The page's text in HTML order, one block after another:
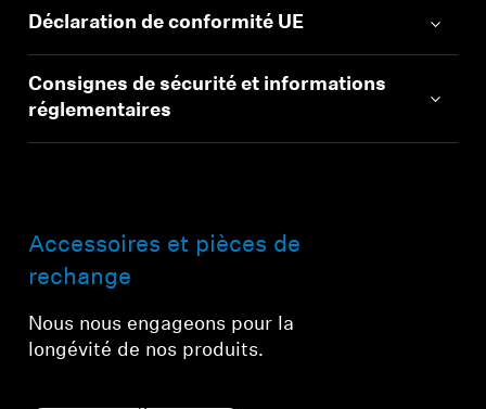
Déclaration de conformité UE
Consignes de sécurité et informations
réglementaires
Accessoires et pièces de
rechange
Nous nous engageons pour la
longévité de nos produits.